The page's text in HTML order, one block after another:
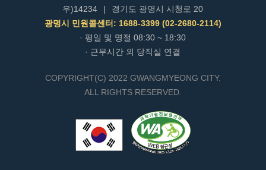
우)14234 |
경기도 광명시 시청로 20
광명시 민원콜센터: 1688-3399 (02-2680-2114)
· 평일 및 명절 08:30 ~ 18:30
· 근무시간 외 당직실 연결
COPYRIGHT(C) 2022 GWANGMYEONG CITY.
ALL RIGHTS RESERVED.